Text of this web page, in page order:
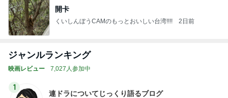
開卡
くいしんぼうCAMのもっとおいしい台湾!!!! 2日前
ジャンルランキング
映画レビュー 7,027人参加中
1
連ドラについてじっくり語るブログ